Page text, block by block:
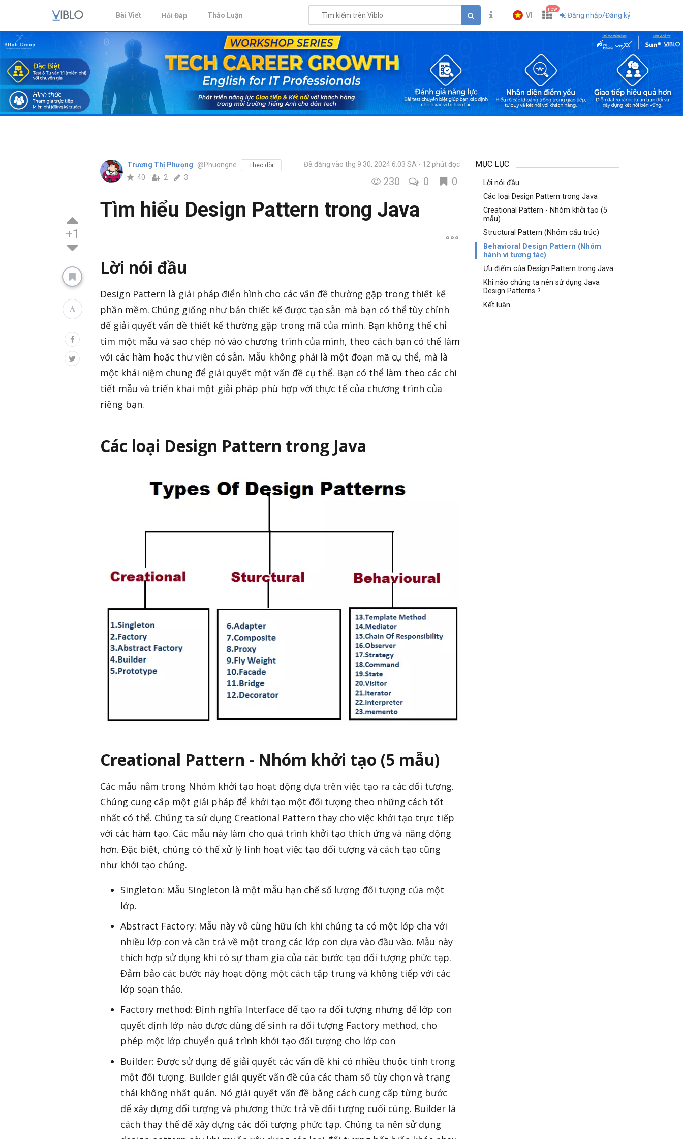
Bài Viết Hỏi Đáp Thảo Luận VI
new
Đăng nhập/Đăng ký
+1
Trương Thị Phượng @Phuongne Theo dõi
40 2 3
Đã đăng vào thg 9 30, 2024 6:03 SA 12 phút đọc
230 0 0
Tìm hiểu Design Pattern trong Java
Lời nói đầu
Design Pattern là giải pháp điển hình cho các vấn đề thường gặp trong thiết kế
phần mềm. Chúng giống như bản thiết kế được tạo sẵn mà bạn có thể tùy chỉnh
để giải quyết vấn đề thiết kế thường gặp trong mã của mình. Bạn không thể chỉ
tìm một mẫu và sao chép nó vào chương trình của mình, theo cách bạn có thể làm
với các hàm hoặc thư viện có sẵn. Mẫu không phải là một đoạn mã cụ thể, mà là
một khái niệm chung để giải quyết một vấn đề cụ thể. Bạn có thể làm theo các chi
tiết mẫu và triển khai một giải pháp phù hợp với thực tế của chương trình của
riêng bạn.
Các loại Design Pattern trong Java
Creational Pattern - Nhóm khởi tạo (5 mẫu)
Các mẫu nằm trong Nhóm khởi tạo hoạt động dựa trên việc tạo ra các đối tượng.
Chúng cung cấp một giải pháp để khởi tạo một đối tượng theo những cách tốt
nhất có thể. Chúng ta sử dụng Creational Pattern thay cho việc khởi tạo trực tiếp
với các hàm tạo. Các mẫu này làm cho quá trình khởi tạo thích ứng và năng động
hơn. Đặc biệt, chúng có thể xử lý linh hoạt việc tạo đối tượng và cách tạo cũng
như khởi tạo chúng.
Singleton: Mẫu Singleton là một mẫu hạn chế số lượng đối tượng của một
lớp.
Abstract Factory: Mẫu này vô cùng hữu ích khi chúng ta có một lớp cha với
nhiều lớp con và cần trả về một trong các lớp con dựa vào đầu vào. Mẫu này
thích hợp sử dụng khi có sự tham gia của các bước tạo đối tượng phức tạp.
Đảm bảo các bước này hoạt động một cách tập trung và không tiếp với các
lớp soạn thảo.
Factory method: Định nghĩa Interface để tạo ra đối tượng nhưng để lớp con
quyết định lớp nào được dùng để sinh ra đối tượng Factory method, cho
phép một lớp chuyển quá trình khởi tạo đối tượng cho lớp con
Builder: Được sử dụng để giải quyết các vấn đề khi có nhiều thuộc tính trong
một đối tượng. Builder giải quyết vấn đề của các tham số tùy chọn và trạng
thái không nhất quán. Nó giải quyết vấn đề bằng cách cung cấp từng bước
để xây dựng đối tượng và phương thức trả về đối tượng cuối cùng. Builder là
cách thay thế để xây dựng các đối tượng phức tạp. Chúng ta nên sử dụng
MỤC LỤC
Lời nói đầu
Các loại Design Pattern trong Java
Creational Pattern - Nhóm khởi tạo (5
mẫu)
Structural Pattern (Nhóm cấu trúc)
Behavioral Design Pattern (Nhóm
hành vi tương tác)
Ưu điểm của Design Pattern trong Java
Khi nào chúng ta nên sử dụng Java
Design Patterns ?
Kết luận